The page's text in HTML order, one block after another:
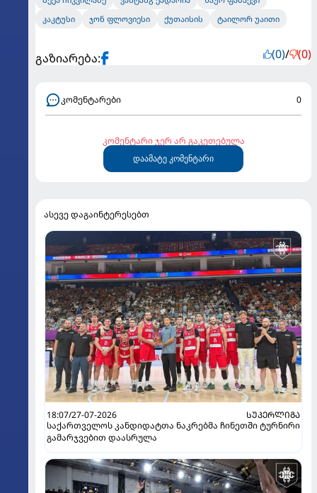
კაკტუსი
ჯონ ფლოვიესი ქუთაისის ტაილორ უაითი
გაზიარება: (0)/ (0)
კომენტარები 0
კომენტარი ჯერ არ გაკეთებულა
დაამატე კომენტარი
ასევე დაგაინტერესებთ
18:07/27-07-2026
ᲡᲣᲞᲔᲠᲚᲘᲒᲐ
საქართველოს კანდიდატთა ნაკრებმა ჩინეთში ტურნირი
გამარჯვებით დაასრულა